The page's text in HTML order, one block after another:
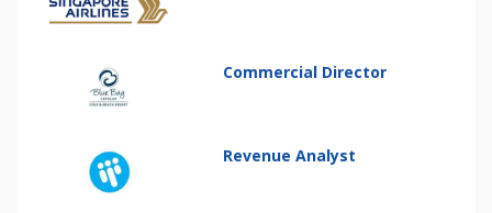
Commercial Director
Revenue Analyst